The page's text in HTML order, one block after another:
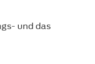
und das